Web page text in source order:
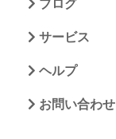
ブログ
サービス
ヘルプ
お問い合わせ